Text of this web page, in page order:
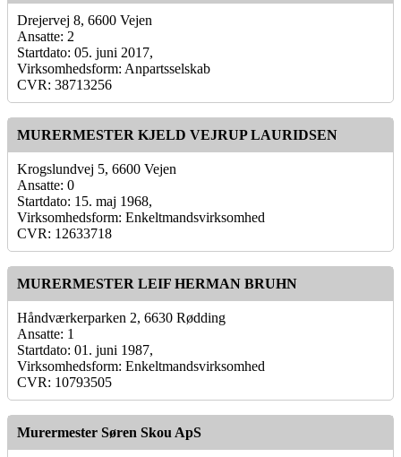
Drejervej 8, 6600 Vejen
Ansatte: 2
Startdato: 05. juni 2017,
Virksomhedsform: Anpartsselskab
CVR: 38713256
MURERMESTER KJELD VEJRUP LAURIDSEN
Krogslundvej 5, 6600 Vejen
Ansatte: 0
Startdato: 15. maj 1968,
Virksomhedsform: Enkeltmandsvirksomhed
CVR: 12633718
MURERMESTER LEIF HERMAN BRUHN
Håndværkerparken 2, 6630 Rødding
Ansatte: 1
Startdato: 01. juni 1987,
Virksomhedsform: Enkeltmandsvirksomhed
CVR: 10793505
Murermester Søren Skou ApS